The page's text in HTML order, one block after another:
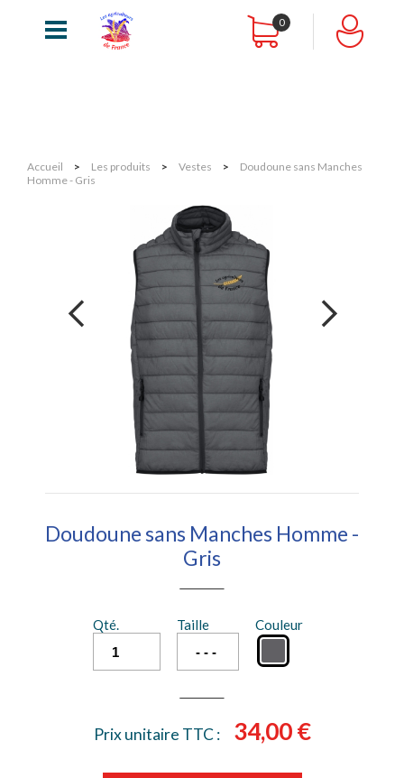
0
Accueil > Les produits > Vestes >
Doudoune sans Manches
Homme - Gris
next
Doudoune sans Manches Homme -
Gris
Qté. Taille Couleur
Prix unitaire TTC : 34,00 €